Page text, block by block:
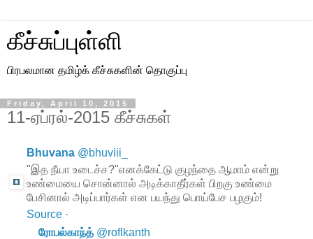
கீச்சுப்புள்ளி
பிரபலமான தமிழ்க் கீச்சுகளின் தொகுப்பு
Friday, April 10, 2015
11-ஏப்ரல்-2015 கீச்சுகள்
Bhuvana @bhuviii_
"இத நீயா உடைச்ச?"எனக்கேட்டு குழந்தை ஆமாம் என்று
உண்மையை சொன்னால் அடிக்காதீர்கள் பிறகு உண்மை
பேசினால் அடிப்பார்கள் என பயந்து பொய்பேச பழகும்!
Source ·
ரோபல்காந்த் @roflkanth